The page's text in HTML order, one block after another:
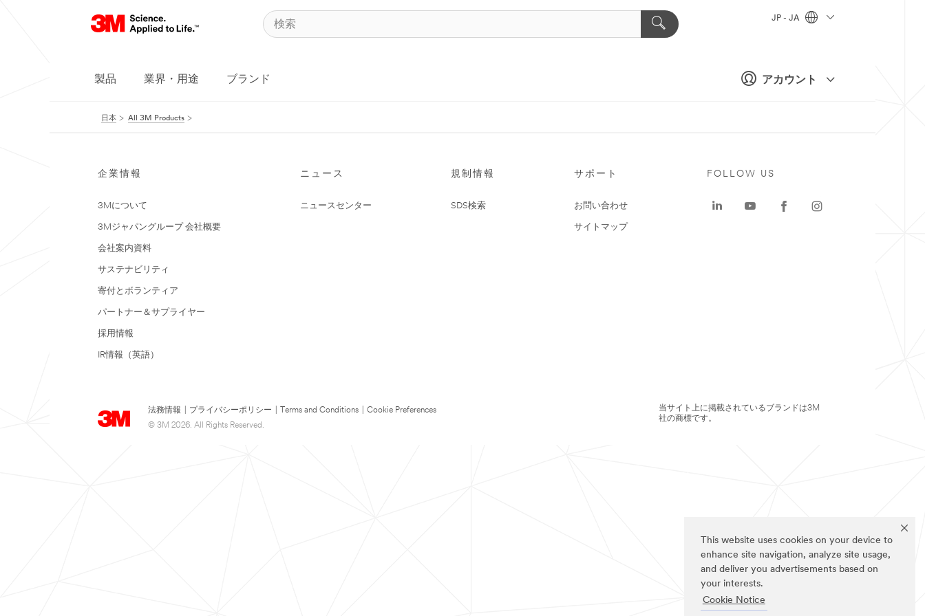
This website uses cookies on your device to
enhance site navigation, analyze site usage,
and deliver you advertisements based on
your interests.
Cookie Notice
アカウント
JP - JA
製品 業界・用途 ブランド
日本 All 3M Products
企業情報
3Mについて
3Mジャパングループ 会社概要
会社案内資料
サステナビリティ
寄付とボランティア
パートナー＆サプライヤー
採用情報
IR情報（英語）
ニュース
ニュースセンター
規制情報
SDS検索
サポート
お問い合わせ
サイトマップ
法務情報 プライバシーポリシー Terms and Conditions
Cookie Preferences
© 3M 2026. All Rights Reserved.
FOLLOW US
当サイト上に掲載されているブランドは3M
社の商標です。